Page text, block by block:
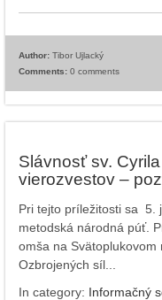
Author: Tibor Ujlacký
Comments: 0 comments
Slávnosť sv.
vierozvestov –
Pri tejto príležitosti sa 5.
metodská národná púť.
omša na
Ozbrojených síl...
In category: Informačný